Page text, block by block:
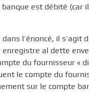
est débité (car il
l’énoncé, il s’agit
al dette
du fournisseur «
le compte du
sur le compte